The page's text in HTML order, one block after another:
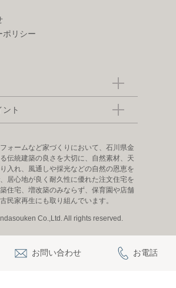
ポリシー
ント
ォームなど家づくりにおいて、石川県金
伝統建築の良さを大切に、自然素材、天
入れ、風通しや採光などの自然の恩恵を
居心地が良く耐久性に優れた注文住宅を
住宅、増改築のみならず、保育園や店舗
民家再生にも取り組んでいます。
Co.,Ltd. All rights reserved.
お問い合わせ お電話